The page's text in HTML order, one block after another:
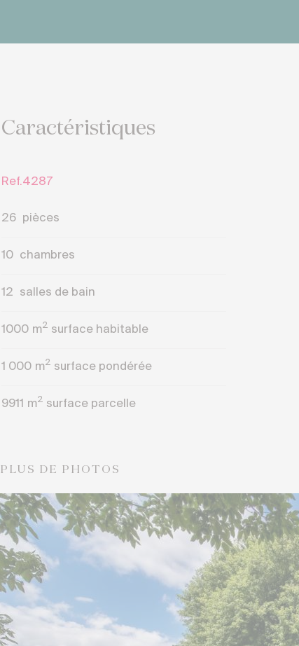
Caractéristiques
Ref.4287
26 pièces
10 chambres
12 salles de bain
1000 m2 surface habitable
1 000 m2 surface pondérée
9911 m2 surface parcelle
PLUS DE PHOTOS